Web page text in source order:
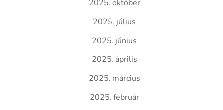
2025. október
2025. július
2025. június
2025. április
2025. március
2025. február